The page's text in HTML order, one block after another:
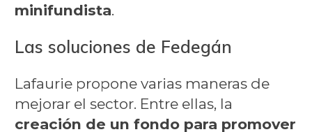
minifundista.
Las soluciones de Fedegán
Lafaurie propone varias maneras de
mejorar el sector. Entre ellas, la
creación de un fondo para promover